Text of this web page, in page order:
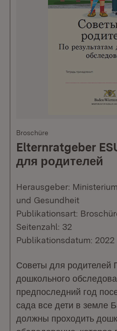
Broschüre
Elternratgeber
для родителей
Herausgeber:
und Gesundheit
Publikationsart:
Seitenzahl: 32
Publikationsdatum: 2022
Советы для родителей
дошкольного
предпоследний год
сада все дети в земле
должны проходить